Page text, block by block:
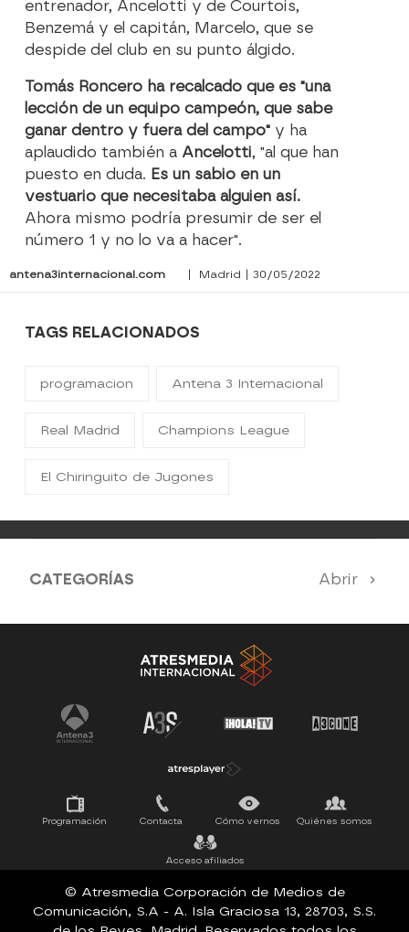
entrenador, Ancelotti y de Courtois,
Benzemá y el capitán, Marcelo, que se
despide del club en su punto álgido.
Tomás Roncero ha recalcado que es "una
lección de un equipo campeón, que sabe
ganar dentro y fuera del campo" y ha
aplaudido también a Ancelotti, "al que han
puesto en duda. Es un sabio en un
vestuario que necesitaba alguien así.
Ahora mismo podría presumir de ser el
número 1 y no lo va a hacer".
antena3internacional.com | Madrid | 30/05/2022
TAGS RELACIONADOS
programacion Antena 3 Internacional
Real Madrid Champions League
El Chiringuito de Jugones
CATEGORÍAS Abrir
Antena 3 Noticias El Hormiguero
Tu cara me suena Pasapalabra
Programación Contacta Cómo vernos Quiénes somos
Acceso afiliados
© Atresmedia Corporación de Medios de
Comunicación, S.A - A. Isla Graciosa 13, 28703, S.S.